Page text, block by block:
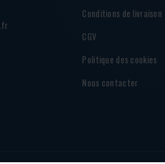
Conditions de livraison
CGV
Politique des cookies
Nous contacter